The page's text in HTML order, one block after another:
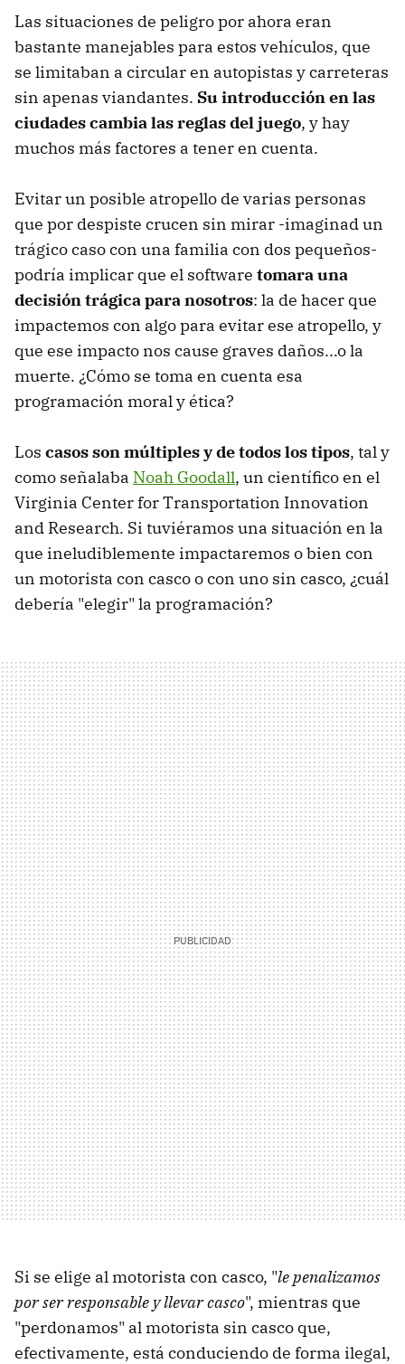
Las situaciones de peligro por ahora eran
bastante manejables para estos vehículos, que
se limitaban a circular en autopistas y carreteras
sin apenas viandantes. Su introducción en las
ciudades cambia las reglas del juego, y hay
muchos más factores a tener en cuenta.
Evitar un posible atropello de varias personas
que por despiste crucen sin mirar -imaginad un
trágico caso con una familia con dos pequeños-
podría implicar que el software tomara una
decisión trágica para nosotros: la de hacer que
impactemos con algo para evitar ese atropello, y
que ese impacto nos cause graves daños...o la
muerte. ¿Cómo se toma en cuenta esa
programación moral y ética?
Los casos son múltiples y de todos los tipos, tal y
como señalaba Noah Goodall, un científico en el
Virginia Center for Transportation Innovation
and Research. Si tuviéramos una situación en la
que ineludiblemente impactaremos o bien con
un motorista con casco o con uno sin casco, ¿cuál
debería "elegir" la programación?
Si se elige al motorista con casco, "le penalizamos
por ser responsable y llevar casco", mientras que
"perdonamos" al motorista sin casco que,
efectivamente, está conduciendo de forma ilegal,